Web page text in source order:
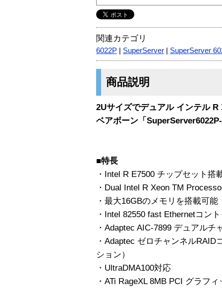
関連カテゴリ
6022P SuperServer SuperServer
商品説明
2Uサイズでデュアル インテル
ベアボーン「
■特長
・Intel R E7500 チップセット搭
・Dual Intel R Xeon TM
・最大16GBのメモリを搭載可能
・Intel 82550 fast Ethernetコン
・Adaptec AIC-7899 デュアル
・Adaptec ゼロチャンネル
ション）
・UltraDMA100対応
・ATi RageXL 8MB PCI グラフ